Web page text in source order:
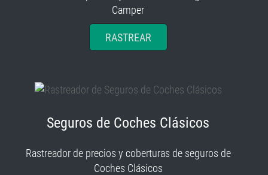
Camper
RASTREAR
Seguros de Coches Clásicos
Rastreador de precios y coberturas de seguros de
Coches Clásicos